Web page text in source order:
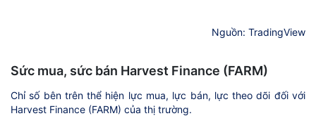
Nguồn: TradingView
Sức mua, sức bán Harvest Finance (FARM)
Chỉ số bên trên thể hiện lực mua, lực bán, lực theo dõi đối với
Harvest Finance (FARM) của thị trường.